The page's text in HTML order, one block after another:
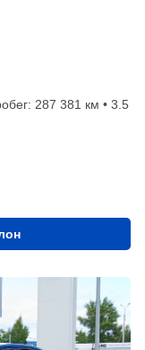
287 381 км • 3.5